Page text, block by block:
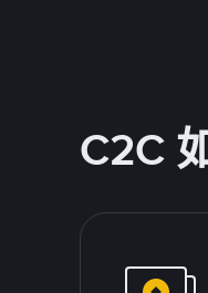
C2C